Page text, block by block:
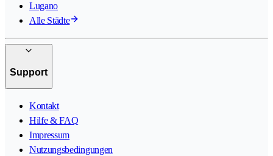
Lugano
Alle Städte
Support
Kontakt
Hilfe & FAQ
Impressum
Nutzungsbedingungen